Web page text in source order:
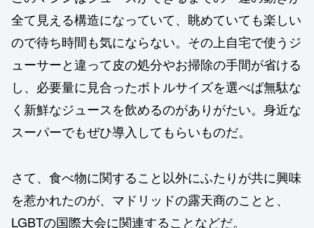
全て見える構造になっていて、眺めていても楽しい
ので待ち時間も気にならない。その上自宅で使うジ
ューサーと違って皮の処分やお掃除の手間が省ける
し、必要量に見合ったボトルサイズを選べば無駄な
く新鮮なジュースを飲めるのがありがたい。身近な
スーパーでもぜひ導入してもらいものだ。
さて、食べ物に関すること以外にふたりが共に興味
を惹かれたのが、マドリッドの露天商のことと、
LGBTの国際大会に関連することなどだ。